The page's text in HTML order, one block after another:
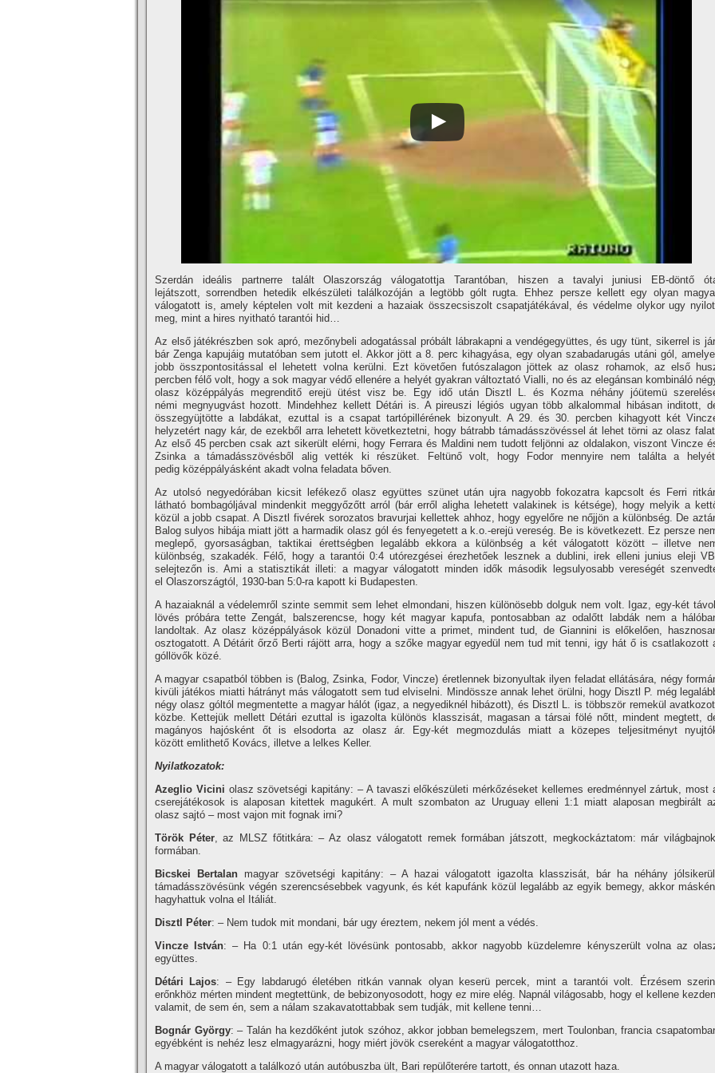
Szerdán ideális partnerre talált Olaszország válogatottja Tarantóban, hiszen a tavalyi juniusi EB-döntő
lejátszott, sorrendben hetedik elkészületi találkozóján a legtöbb gólt rugta. Ehhez persze kellett egy olyan
válogatott is, amely képtelen volt mit kezdeni a hazaiak összecsiszolt csapatjátékával, és védelme olykor ugy
meg, mint a hires nyitható tarantói hid…
Az első játékrészben sok apró, mezőnybeli adogatással próbált lábrakapni a vendégegyüttes, és ugy tünt, sikerrel is
bár Zenga kapujáig mutatóban sem jutott el. Akkor jött a 8. perc kihagyása, egy olyan szabadarugás utáni gól,
jobb összpontositással el lehetett volna kerülni. Ezt követően futószalagon jöttek az olasz rohamok, az első
percben félő volt, hogy a sok magyar védő ellenére a helyét gyakran változtató Vialli, no és az elegánsan kombináló
olasz középpályás megrenditő erejü ütést visz be. Egy idő után Disztl L. és Kozma néhány jóütemü
némi megnyugvást hozott. Mindehhez kellett Détári is. A pireuszi légiós ugyan több alkalommal hibásan inditott,
összegyüjtötte a labdákat, ezuttal is a csapat tartópillérének bizonyult. A 29. és 30. percben kihagyott két
helyzetért nagy kár, de ezekből arra lehetett következtetni, hogy bátrabb támadásszövéssel át lehet törni az olasz
Az első 45 percben csak azt sikerült elérni, hogy Ferrara és Maldini nem tudott feljönni az oldalakon, viszont Vincze
Zsinka a támadásszövésből alig vették ki részüket. Feltünő volt, hogy Fodor mennyire nem találta a
pedig középpályásként akadt volna feladata bőven.
Az utolsó negyedórában kicsit lefékező olasz együttes szünet után ujra nagyobb fokozatra kapcsolt és Ferri
látható bombagóljával mindenkit meggyőzőtt arról (bár erről aligha lehetett valakinek is kétsége), hogy melyik a
közül a jobb csapat. A Disztl fivérek sorozatos bravurjai kellettek ahhoz, hogy egyelőre ne nőjjön a különbség. De
Balog sulyos hibája miatt jött a harmadik olasz gól és fenyegetett a k.o.-erejü vereség. Be is következett. Ez persze
meglepő, gyorsaságban, taktikai érettségben legalább ekkora a különbség a két válogatott között – illetve
különbség, szakadék. Félő, hogy a tarantói 0:4 utórezgései érezhetőek lesznek a dublini, irek elleni junius eleji
selejtezőn is. Ami a statisztikát illeti: a magyar válogatott minden idők második legsulyosabb vereségét
el Olaszországtól, 1930-ban 5:0-ra kapott ki Budapesten.
A hazaiaknál a védelemről szinte semmit sem lehet elmondani, hiszen különösebb dolguk nem volt. Igaz, egy-két
lövés próbára tette Zengát, balszerencse, hogy két magyar kapufa, pontosabban az odalőtt labdák nem a
landoltak. Az olasz középpályások közül Donadoni vitte a primet, mindent tud, de Giannini is előkelően,
osztogatott. A Détárit őrző Berti rájött arra, hogy a szőke magyar egyedül nem tud mit tenni, igy hát ő is csatlakozott
góllövők közé.
A magyar csapatból többen is (Balog, Zsinka, Fodor, Vincze) éretlennek bizonyultak ilyen feladat ellátására, négy
kivüli játékos miatti hátrányt más válogatott sem tud elviselni. Mindössze annak lehet örülni, hogy Disztl P. még
négy olasz góltól megmentette a magyar hálót (igaz, a negyediknél hibázott), és Disztl L. is többször remekül
közbe. Kettejük mellett Détári ezuttal is igazolta különös klasszisát, magasan a társai fölé nőtt, mindent megtett,
magányos hajósként őt is elsodorta az olasz ár. Egy-két megmozdulás miatt a közepes teljesitményt
között emlithető Kovács, illetve a lelkes Keller.
Nyilatkozatok:
Azeglio Vicini olasz szövetségi kapitány: – A tavaszi előkészületi mérkőzéseket kellemes eredménnyel zártuk, most
cserejátékosok is alaposan kitettek magukért. A mult szombaton az Uruguay elleni 1:1 miatt alaposan megbirált
olasz sajtó – most vajon mit fognak irni?
Török Péter, az MLSZ főtitkára: – Az olasz válogatott remek formában játszott, megkockáztatom: már
formában.
Bicskei Bertalan magyar szövetségi kapitány: – A hazai válogatott igazolta klasszisát, bár ha néhány
támadásszövésünk végén szerencsésebbek vagyunk, és két kapufánk közül legalább az egyik bemegy, akkor
hagyhattuk volna el Itáliát.
Disztl Péter: – Nem tudok mit mondani, bár ugy éreztem, nekem jól ment a védés.
Vincze István: – Ha 0:1 után egy-két lövésünk pontosabb, akkor nagyobb küzdelemre kényszerült volna az
együttes.
Détári Lajos: – Egy labdarugó életében ritkán vannak olyan keserü percek, mint a tarantói volt. Érzésem
erőnkhöz mérten mindent megtettünk, de bebizonyosodott, hogy ez mire elég. Napnál világosabb, hogy el kellene
valamit, de sem én, sem a nálam szakavatottabbak sem tudják, mit kellene tenni…
Bognár György: – Talán ha kezdőként jutok szóhoz, akkor jobban bemelegszem, mert Toulonban, francia
egyébként is nehéz lesz elmagyarázni, hogy miért jövök csereként a magyar válogatotthoz.
A magyar válogatott a találkozó után autóbuszba ült, Bari repülőterére tartott, és onnan utazott haza.